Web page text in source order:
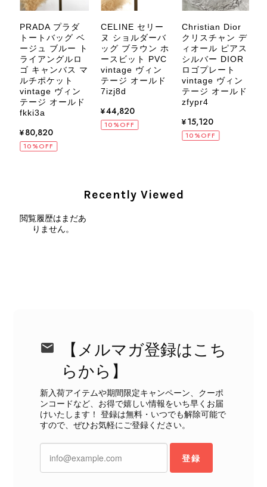
にご相談ください。 またご縁がござ
します。 VintageShop solo
2026/08/05
2026/08/01
外装内装ともにAランクの商品を購入しました。 しかし、実際に
きはたまたまだと思っていましたが、今回も掲載内容だけでは判
断できない状態の商品が届きとても残念です。 決して安い買い物
ではなかったため、ショックも大きかったです。 私は今後こちら
で購入することはないですが、同じような思いをする購入者が出
ないよう、商品の状態をより正確に記載し、見えない部分も含め
て写真や説明で分かるよう改善していただきたいです。
商品で、衛生面へのご不安を含め、残
PRADA プラダ
トートバッグ ベ
ージュ ブルー ト
ライアングルロ
ゴ キャンバス マ
ルチポケット
vintage ヴィン
テージ オールド
fkki3a
¥80,820
10%OFF
CELINE セリー
ヌ ショルダーバ
ッグ ブラウン ホ
ースビット PVC
vintage ヴィン
テージ オールド
7izj8d
¥44,820
10%OFF
Christian Dior
クリスチャン デ
ィオール ピアス
シルバー DIOR
ロゴプレート
vintage ヴィン
テージ オールド
zfypr4
¥15,120
10%OFF
Recently Viewed
閲覧履歴はまだあ
りません。
【メルマガ登録はこち
らから】
新入荷アイテムや期間限定キャンペーン、クーポ
ンコードなど、お得で嬉しい情報をいち早くお届
けいたします！ 登録は無料・いつでも解除可能で
すので、ぜひお気軽にご登録ください。
登録